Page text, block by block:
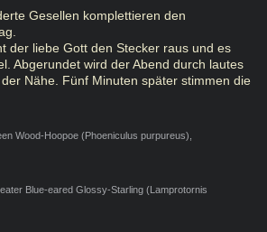
Gesellen komplettieren den
der liebe Gott den Stecker raus und es
Abgerundet wird der Abend durch lautes
Nähe. Fünf Minuten später stimmen die
Wood-Hoopoe (Phoeniculus purpureus),
Blue-eared Glossy-Starling (Lamprotornis